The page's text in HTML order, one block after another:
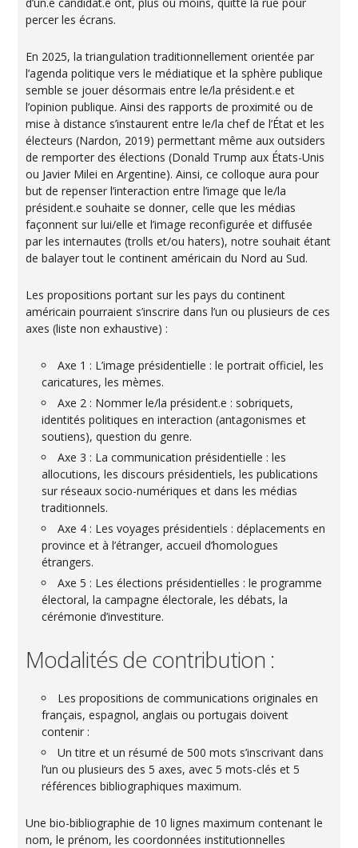
percer les écrans.
En 2025, la triangulation traditionnellement orientée par
l’agenda politique vers le médiatique et la sphère publique
semble se jouer désormais entre le/la président.e et
l’opinion publique. Ainsi des rapports de proximité ou de
mise à distance s’instaurent entre le/la chef de l’État et les
électeurs (Nardon, 2019) permettant même aux outsiders
de remporter des élections (Donald Trump aux États-Unis
ou Javier Milei en Argentine). Ainsi, ce colloque aura pour
but de repenser l’interaction entre l’image que le/la
président.e souhaite se donner, celle que les médias
façonnent sur lui/elle et l’image reconfigurée et diffusée
par les internautes (trolls et/ou haters), notre souhait étant
de balayer tout le continent américain du Nord au Sud.
Les propositions portant sur les pays du continent
américain pourraient s’inscrire dans l’un ou plusieurs de ces
axes (liste non exhaustive) :
Axe 1 : L’image présidentielle : le portrait officiel, les
caricatures, les mèmes.
Axe 2 : Nommer le/la président.e : sobriquets,
identités politiques en interaction (antagonismes et
soutiens), question du genre.
Axe 3 : La communication présidentielle : les
allocutions, les discours présidentiels, les publications
sur réseaux socio-numériques et dans les médias
traditionnels.
Axe 4 : Les voyages présidentiels : déplacements en
province et à l’étranger, accueil d’homologues
étrangers.
Axe 5 : Les élections présidentielles : le programme
électoral, la campagne électorale, les débats, la
cérémonie d’investiture.
Modalités de contribution :
Les propositions de communications originales en
français, espagnol, anglais ou portugais doivent
contenir :
Un titre et un résumé de 500 mots s’inscrivant dans
l’un ou plusieurs des 5 axes, avec 5 mots-clés et 5
références bibliographiques maximum.
Une bio-bibliographie de 10 lignes maximum contenant le
nom, le prénom, les coordonnées institutionnelles